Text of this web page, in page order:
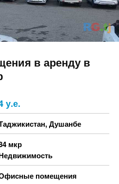
в аренду в
у.е.
,Душанбе
мкр
помещения